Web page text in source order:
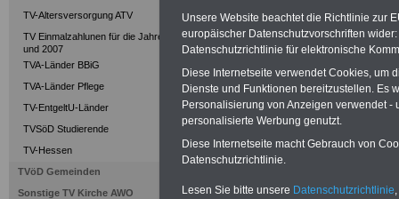
TV-Altersversorgung ATV
TV Einmalzahlunen für die Jahre 2006
und 2007
TVA-Länder BBiG
TVA-Länder Pflege
TV-EntgeltU-Länder
TVSöD Studierende
TV-Hessen
TVöD Gemeinden
Sonstige TV Kirche AWO
Teilzeitantrag usw.>>>hier
Hier den
Sigma
Unser Link-
geld-im-
Unsere Website beachtet die Richtlinie zur
europäischer Datenschutzvorschriften
Datenschutzrichtlinie für elektronische
Diese Internetseite verwendet Cookies, um
Dienste und Funktionen bereitzustellen. Es
Personalisierung von Anzeigen verwendet
personalisierte Werbung genutzt.
Diese Internetseite macht Gebrauch von
Datenschutzrichtlinie.
Lesen Sie bitte unsere Datenschutzrichtlinie